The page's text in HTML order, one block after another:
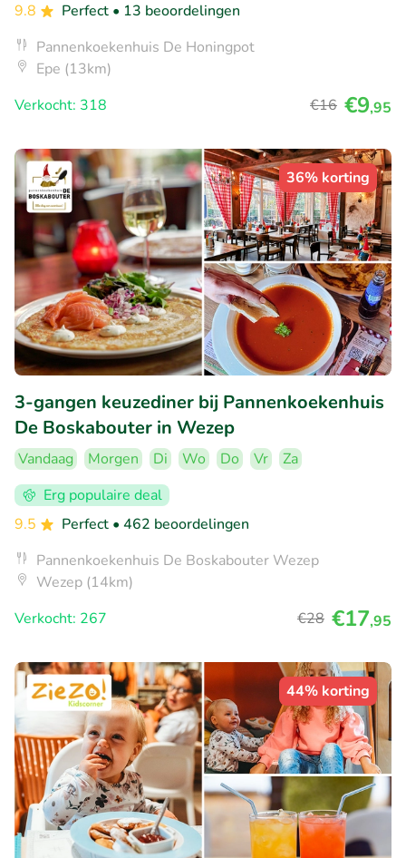
9.8
Perfect • 13 beoordelingen
Pannenkoekenhuis De Honingpot
Epe (13km)
Verkocht: 318
€16 €9,95
36% korting
3-gangen keuzediner bij Pannenkoekenhuis
De Boskabouter in Wezep
Vandaag Morgen Di Wo Do Vr
Za
Erg populaire deal
9.5
Perfect • 462 beoordelingen
Pannenkoekenhuis De Boskabouter Wezep
Wezep (14km)
Verkocht: 267
€28 €17,95
44% korting